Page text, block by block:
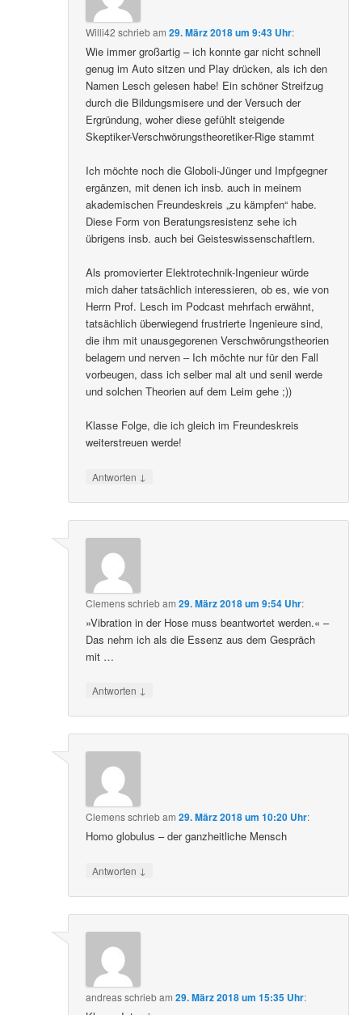
Willi42 schriebam29. März 2018 um 9:43 Uhr:
Wie immer großartig – ich konnte gar nicht schnell
genug im Auto sitzen und Play drücken, als ich den
Namen Lesch gelesen habe! Ein schöner Streifzug
durch die Bildungsmisere und der Versuch der
Ergründung, woher diese gefühlt steigende
Skeptiker-Verschwörungstheoretiker-Rige stammt
Ich möchte noch die Globoli-Jünger und Impfgegner
ergänzen, mit denen ich insb. auch in meinem
akademischen Freundeskreis „zu kämpfen“ habe.
Diese Form von Beratungsresistenz sehe ich
übrigens insb. auch bei Geisteswissenschaftlern.
Als promovierter Elektrotechnik-Ingenieur würde
mich daher tatsächlich interessieren, ob es, wie von
Herrn Prof. Lesch im Podcast mehrfach erwähnt,
tatsächlich überwiegend frustrierte Ingenieure sind,
die ihm mit unausgegorenen Verschwörungstheorien
belagern und nerven – Ich möchte nur für den Fall
vorbeugen, dass ich selber mal alt und senil werde
und solchen Theorien auf dem Leim gehe ;))
Klasse Folge, die ich gleich im Freundeskreis
weiterstreuen werde!
Antworten ↓
Clemensschriebam29. März 2018 um 9:54 Uhr:
»Vibration in der Hose muss beantwortet werden.« –
Das nehm ich als die Essenz aus dem Gespräch
mit …
Antworten ↓
Clemensschriebam29. März 2018 um 10:20 Uhr:
Homo globulus – der ganzheitliche Mensch
Antworten ↓
andreasschriebam29. März 2018 um 15:35 Uhr: